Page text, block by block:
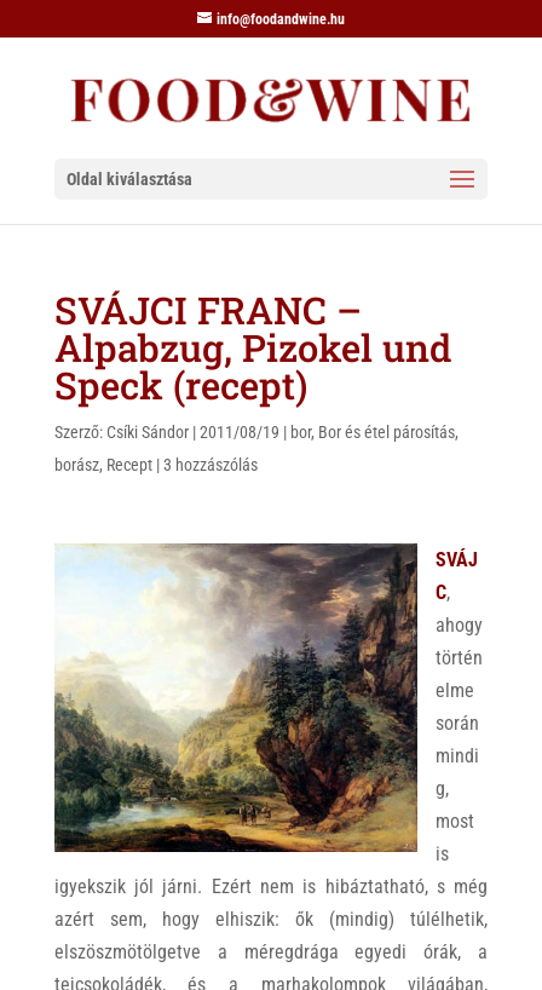
info@foodandwine.hu
Oldal kiválasztása
SVÁJCI FRANC –
Alpabzug, Pizokel und
Speck (recept)
Szerző: Csíki Sándor|2011/08/19 | bor, Bor és étel párosítás,
borász, Recept|3 hozzászólás
SVÁJ
C,
ahogy
történ
elme
során
mindi
g,
most
is
igyekszik jól járni. Ezért nem is hibáztatható, s még
azért sem, hogy elhiszik: ők (mindig) túlélhetik,
elszöszmötölgetve a méregdrága egyedi órák, a
tejcsokoládék, és a marhakolompok világában,